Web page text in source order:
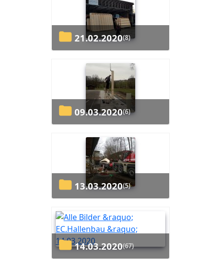
21.02.2020(8)
09.03.2020(6)
13.03.2020(5)
14.03.2020(67)